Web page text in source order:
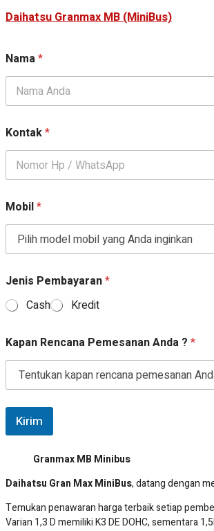
Daihatsu Granmax MB (MiniBus)
Nama*
Kontak*
Mobil*
Jenis Pembayaran*
Cash
Kredit
Kapan Rencana Pemesanan Anda ? *
Kirim
Granmax MB Minibus
Daihatsu Gran Max MiniBus, datang dengan
Temukan penawaran harga terbaik setiap
Varian 1,3 D memiliki K3 DE DOHC, sementara